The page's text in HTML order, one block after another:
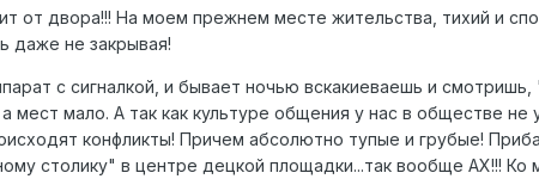
от двора!!! На моем прежнем месте жительства, тихий и
даже не закрывая!
с сигналкой, и бывает ночью вскакиеваешь и
мест мало. А так как культуре общения у нас в обществе не
конфликты! Причем абсолютно тупые и грубые!
столику" в центре децкой площадки...так вообще АХ!!!